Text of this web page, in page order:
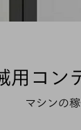
用コン
マシンの